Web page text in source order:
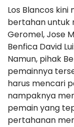
Los Blancos
bertahan untuk
Geromel, Jose
Benfica David
Namun, pihak
pemainnya
harus mencari
nampaknya
pemain yang
pertahanan